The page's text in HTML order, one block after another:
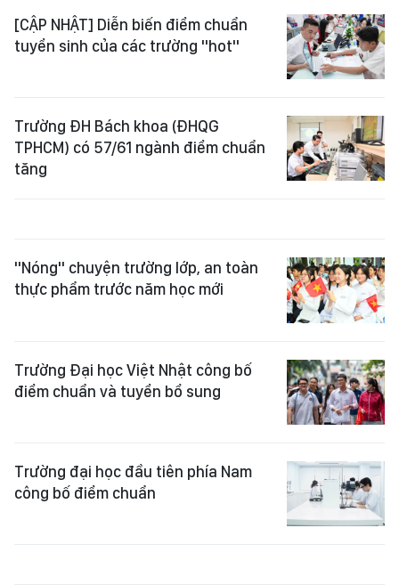
[CẬP NHẬT] Diễn biến điểm chuẩn
tuyển sinh của các trường "hot"
Trường ĐH Bách khoa (ĐHQG
TPHCM) có 57/61 ngành điểm chuẩn
tăng
"Nóng" chuyện trường lớp, an toàn
thực phẩm trước năm học mới
Trường Đại học Việt Nhật công bố
điểm chuẩn và tuyển bổ sung
Trường đại học đầu tiên phía Nam
công bố điểm chuẩn